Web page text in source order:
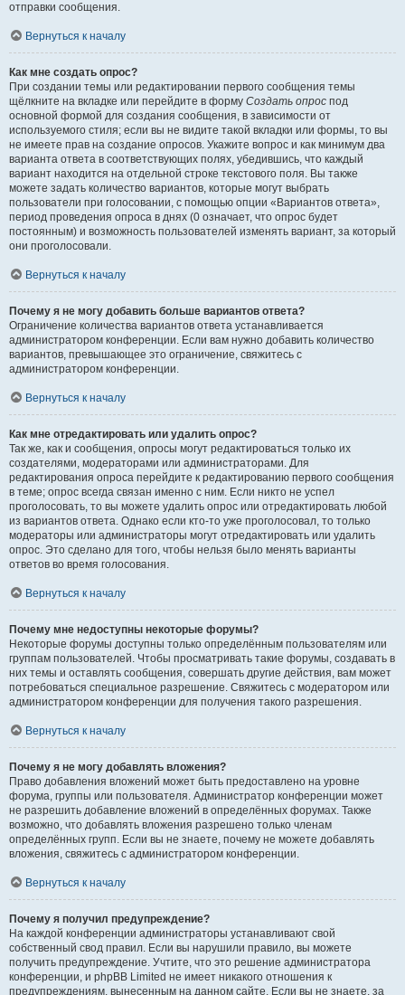
отправки сообщения.
Вернуться к началу
Как мне создать опрос?
При создании темы или редактировании первого сообщения темы
щёлкните на вкладке или перейдите в форму Создать опрос под
основной формой для создания сообщения, в зависимости от
используемого стиля; если вы не видите такой вкладки или формы, то вы
не имеете прав на создание опросов. Укажите вопрос и как минимум два
варианта ответа в соответствующих полях, убедившись, что каждый
вариант находится на отдельной строке текстового поля. Вы также
можете задать количество вариантов, которые могут выбрать
пользователи при голосовании, с помощью опции «Вариантов ответа»,
период проведения опроса в днях (0 означает, что опрос будет
постоянным) и возможность пользователей изменять вариант, за который
они проголосовали.
Вернуться к началу
Почему я не могу добавить больше вариантов ответа?
Ограничение количества вариантов ответа устанавливается
администратором конференции. Если вам нужно добавить количество
вариантов, превышающее это ограничение, свяжитесь с
администратором конференции.
Вернуться к началу
Как мне отредактировать или удалить опрос?
Так же, как и сообщения, опросы могут редактироваться только их
создателями, модераторами или администраторами. Для
редактирования опроса перейдите к редактированию первого сообщения
в теме; опрос всегда связан именно с ним. Если никто не успел
проголосовать, то вы можете удалить опрос или отредактировать любой
из вариантов ответа. Однако если кто-то уже проголосовал, то только
модераторы или администраторы могут отредактировать или удалить
опрос. Это сделано для того, чтобы нельзя было менять варианты
ответов во время голосования.
Вернуться к началу
Почему мне недоступны некоторые форумы?
Некоторые форумы доступны только определённым пользователям или
группам пользователей. Чтобы просматривать такие форумы, создавать в
них темы и оставлять сообщения, совершать другие действия, вам может
потребоваться специальное разрешение. Свяжитесь с модератором или
администратором конференции для получения такого разрешения.
Вернуться к началу
Почему я не могу добавлять вложения?
Право добавления вложений может быть предоставлено на уровне
форума, группы или пользователя. Администратор конференции может
не разрешить добавление вложений в определённых форумах. Также
возможно, что добавлять вложения разрешено только членам
определённых групп. Если вы не знаете, почему не можете добавлять
вложения, свяжитесь с администратором конференции.
Вернуться к началу
Почему я получил предупреждение?
На каждой конференции администраторы устанавливают свой
собственный свод правил. Если вы нарушили правило, вы можете
получить предупреждение. Учтите, что это решение администратора
конференции, и phpBB Limited не имеет никакого отношения к
предупреждениям, вынесенным на данном сайте. Если вы не знаете, за